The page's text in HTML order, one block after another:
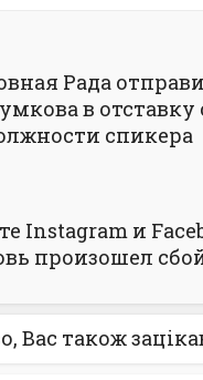
Рада
в отставку
спикера
Instagram и
произошел
Вас також